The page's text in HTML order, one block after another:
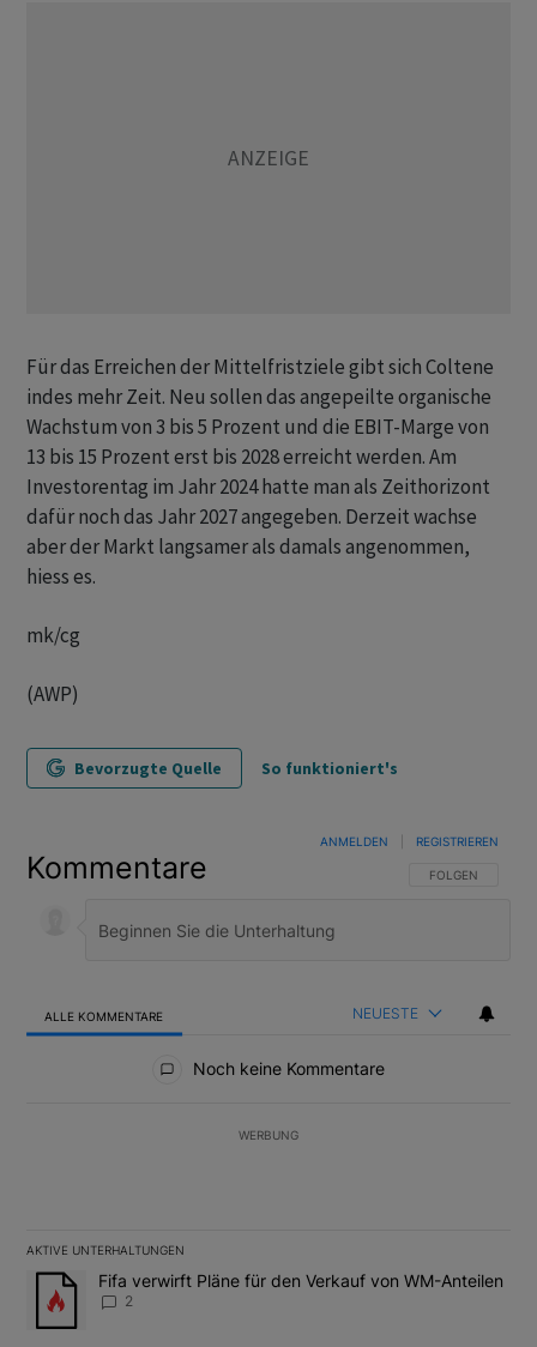
Für das Erreichen der Mittelfristziele gibt sich Coltene
indes mehr Zeit. Neu sollen das angepeilte organische
Wachstum von 3 bis 5 Prozent und die EBIT-Marge von
13 bis 15 Prozent erst bis 2028 erreicht werden. Am
Investorentag im Jahr 2024 hatte man als Zeithorizont
dafür noch das Jahr 2027 angegeben. Derzeit wachse
aber der Markt langsamer als damals angenommen,
hiess es.
mk/cg
(AWP)
Bevorzugte Quelle So funktioniert's
Kommentare FOLGE DIESER
FOLGEN
ANMELDEN REGISTRIEREN
ALLE KOMMENTARE NEUESTE
Noch keine Kommentare
WERBUNG
AKTIVE UNTERHALTUNGEN
Das Folgende ist eine Liste der am meisten kommentierten
Ein Trendartikel mit dem Titel "Fifa verwirft Pläne für den
Fifa verwirft Pläne für den Verkauf von WM-Anteilen
2